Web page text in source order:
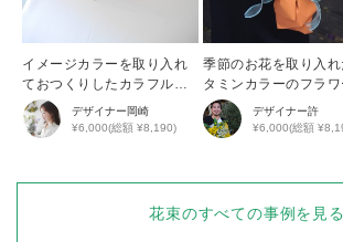
イメージカラーを取り入れ
ておつくりしたカラフルブ
ーケ
デザイナー岡崎
¥6,000(総額 ¥8,190)
季節のお花を取り入
タミンカラーのフラワ
ーケ
デザイナー許
¥6,000(総額
花束のすべての事例を見る